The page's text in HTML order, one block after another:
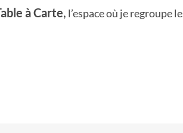
à Carte, l’espace où je regroupe